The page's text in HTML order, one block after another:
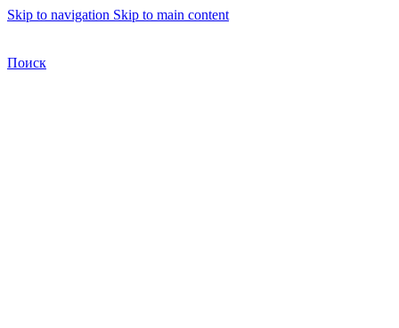
Skip to navigation Skip to main content
Поиск